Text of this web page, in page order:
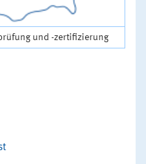
und -zertifizierung